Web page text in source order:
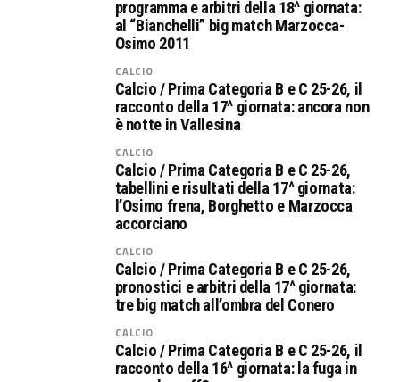
programma e arbitri della 18^ giornata:
al “Bianchelli” big match Marzocca-
Osimo 2011
CALCIO
Calcio / Prima Categoria B e C 25-26, il
racconto della 17^ giornata: ancora non
è notte in Vallesina
CALCIO
Calcio / Prima Categoria B e C 25-26,
tabellini e risultati della 17^ giornata:
l’Osimo frena, Borghetto e Marzocca
accorciano
CALCIO
Calcio / Prima Categoria B e C 25-26,
pronostici e arbitri della 17^ giornata:
tre big match all’ombra del Conero
CALCIO
Calcio / Prima Categoria B e C 25-26, il
racconto della 16^ giornata: la fuga in